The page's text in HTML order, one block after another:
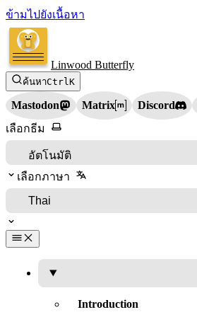
ข้ามไปยังเนื้อหา
Linwood Butterfly
ค้นหาCtrlK
Mastodon Matrix Discord
เลือกธีม
เลือกภาษา
Introduction